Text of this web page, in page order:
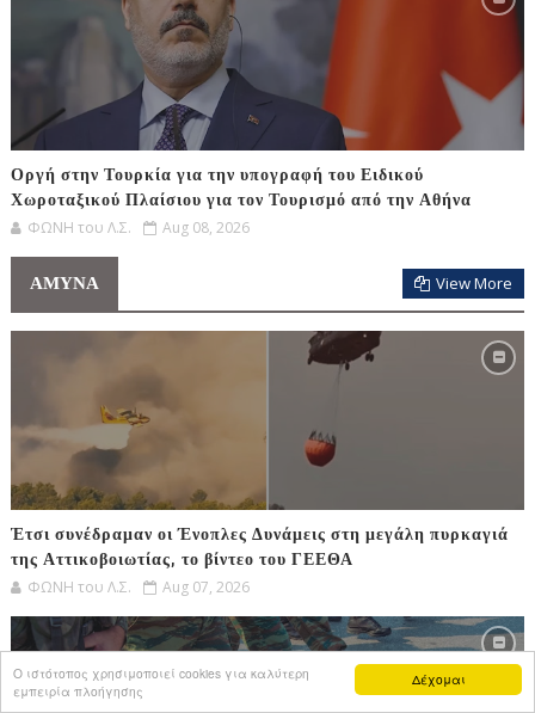
Δέχομαι
Ο ιστότοπος χρησιμοποιεί cookies για καλύτερη
εμπειρία πλοήγησης
Οργή στην Τουρκία για την υπογραφή του Ειδικού
Χωροταξικού Πλαίσιου για τον Τουρισμό από την Αθήνα
ΦΩΝΗ του Λ.Σ.
Aug 08, 2026
ΑΜΥΝΑ View More
Έτσι συνέδραμαν οι Ένοπλες Δυνάμεις στη μεγάλη πυρκαγιά
της Αττικοβοιωτίας, το βίντεο του ΓΕΕΘΑ
ΦΩΝΗ του Λ.Σ.
Aug 07, 2026